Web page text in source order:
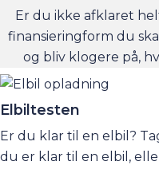
Er du ikke afklaret
finansieringform du
og bliv klogere på,
Elbiltesten
Er du klar til en elbil?
du er klar til en elbil,